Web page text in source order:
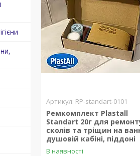
RP-standart-0101
Ремкомплект Plastall
Standart 20г для
сколів та тріщин на
душовій кабіні, піддоні
В наявності